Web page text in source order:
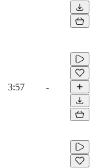
3:57 -